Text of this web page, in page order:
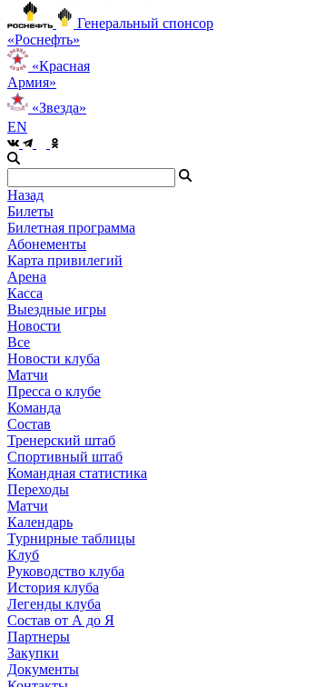
Генеральный спонсор
«Роснефть»
«Красная
Армия»
«Звезда»
EN
Назад
Билеты
Билетная программа
Абонементы
Карта привилегий
Арена
Касса
Выездные игры
Новости
Все
Новости клуба
Матчи
Пресса о клубе
Команда
Состав
Тренерский штаб
Спортивный штаб
Командная статистика
Переходы
Матчи
Календарь
Турнирные таблицы
Клуб
Руководство клуба
История клуба
Легенды клуба
Состав от А до Я
Партнеры
Закупки
Документы